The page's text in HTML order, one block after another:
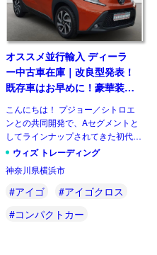
オススメ並行輸入 ディーラ
ー中古車在庫｜改良型発表！
既存車はお早めに！豪華装備
のコンパクト！トヨタ アイ
ゴX パルス 1.0VVT-i CVT 左
ハンドル
こんにちは！ プジョー／シトロエ
ンとの共同開発で、Aセグメントと
してラインナップされてきた初代と
二代目。三代目はトヨタ独自のモデ
新たにクロスオーバー化され生まれ
変わりました。並行輸入車でも […]
ウィズ トレーディング
神奈川県横浜市
#アイゴ
#アイゴクロス
#コンパクトカー